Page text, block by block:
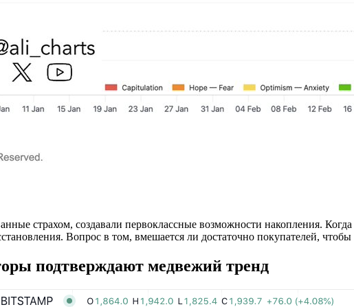
страхом, создавали первоклассные возможности накопления.
Вопрос в том, вмешается ли достаточно покупателей, чтобы
подтверждают медвежий тренд